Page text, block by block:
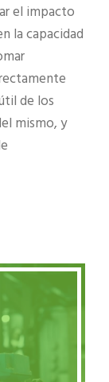
el impacto
la capacidad
de los
mismo, y